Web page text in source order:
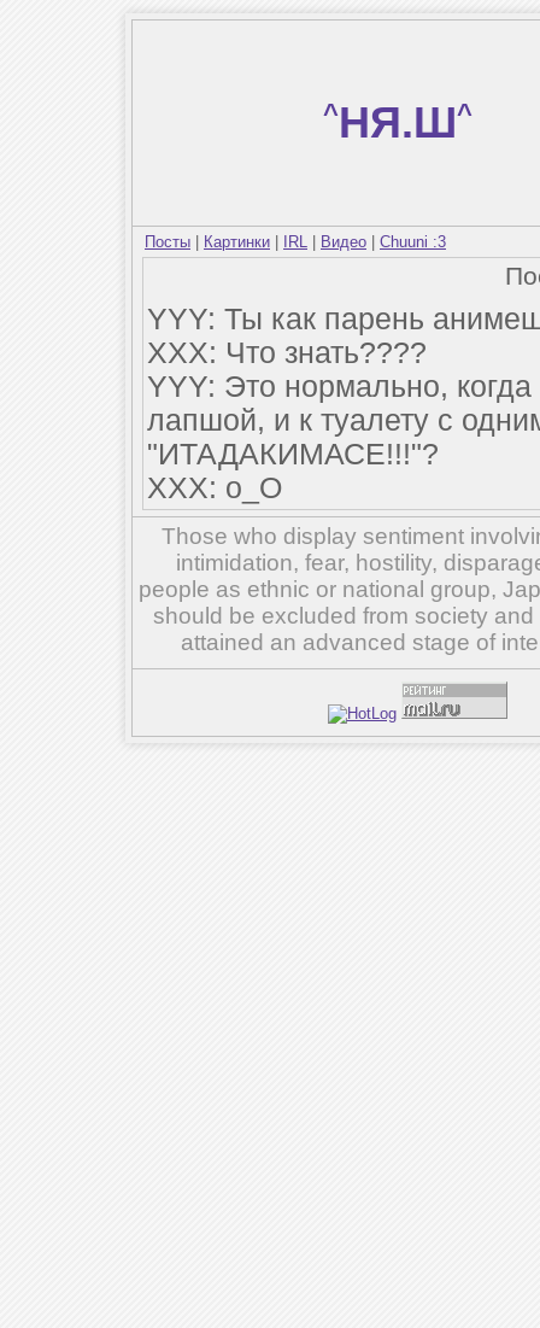
^НЯ.Ш^
Посты Картинки IRL Видео Chuuni :3
YYY: Ты как парень
ХХХ: Что знать????
YYY: Это нормально, когда
лапшой, и к туалету с
"ИТАДАКИМАСЕ!!!"?
ХХХ: о_О
Those who display sentiment
intimidation, fear, hostility,
people as ethnic or national group,
should be excluded from society
attained an advanced stage of